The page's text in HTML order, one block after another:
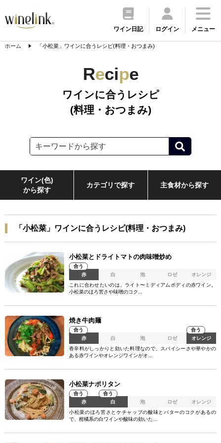
ワイン日記 ログイン メニュー
ホーム 「小松菜」ワインに合うレシピ(料理・おつまみ)
Recipe
ワインに合うレシピ
(料理・おつまみ)
ワイン(色)
から探す
カテゴリで探す 主食材から探す
「小松菜」ワインに合うレシピ(料理・おつまみ)
小松菜とドライトマトの肉味噌炒め
合う
赤
白 泡 ロゼ
オレンジ
これに合わせたいのは、ライト〜ミディアムボディの赤ワイン。
小松菜のほろ苦さや味噌のコク...
焼き牛肉麺
合う
赤
白 泡 ロゼ
合う
オレンジ
香辛料がしっかりと効いた料理なので、スパイシーさや華やかの
ある赤ワインやオレンジワインがオ...
小松菜ナポリタン
合う
赤
合う
白
泡 ロゼ
オレンジ
小松菜のほろ苦さとケチャップの酸味とバターのコクがあるの
で、柑橘系の白ワインや酸味の効いた...